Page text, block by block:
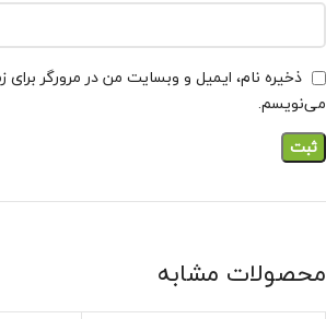
ذخیره نام، ایمیل و وبسایت من در مرورگر برای
می‌نویسم.
محصولات مشابه